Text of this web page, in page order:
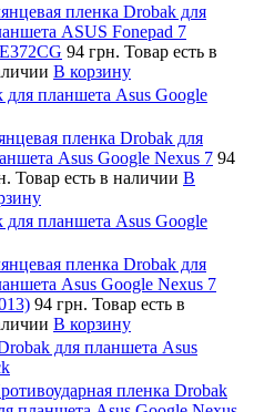
пленка Drobak для
ASUS Fonepad 7
94 грн. Товар есть в
В корзину
для планшета Asus Google
пленка Drobak для
Asus Google Nexus 7 94
Товар есть в наличии В
для планшета Asus Google
пленка Drobak для
Asus Google Nexus 7
94 грн. Товар есть в
В корзину
для планшета Asus
пленка Drobak